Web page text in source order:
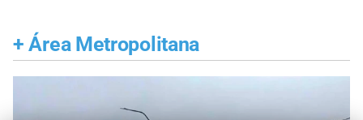
+ Área Metropolitana